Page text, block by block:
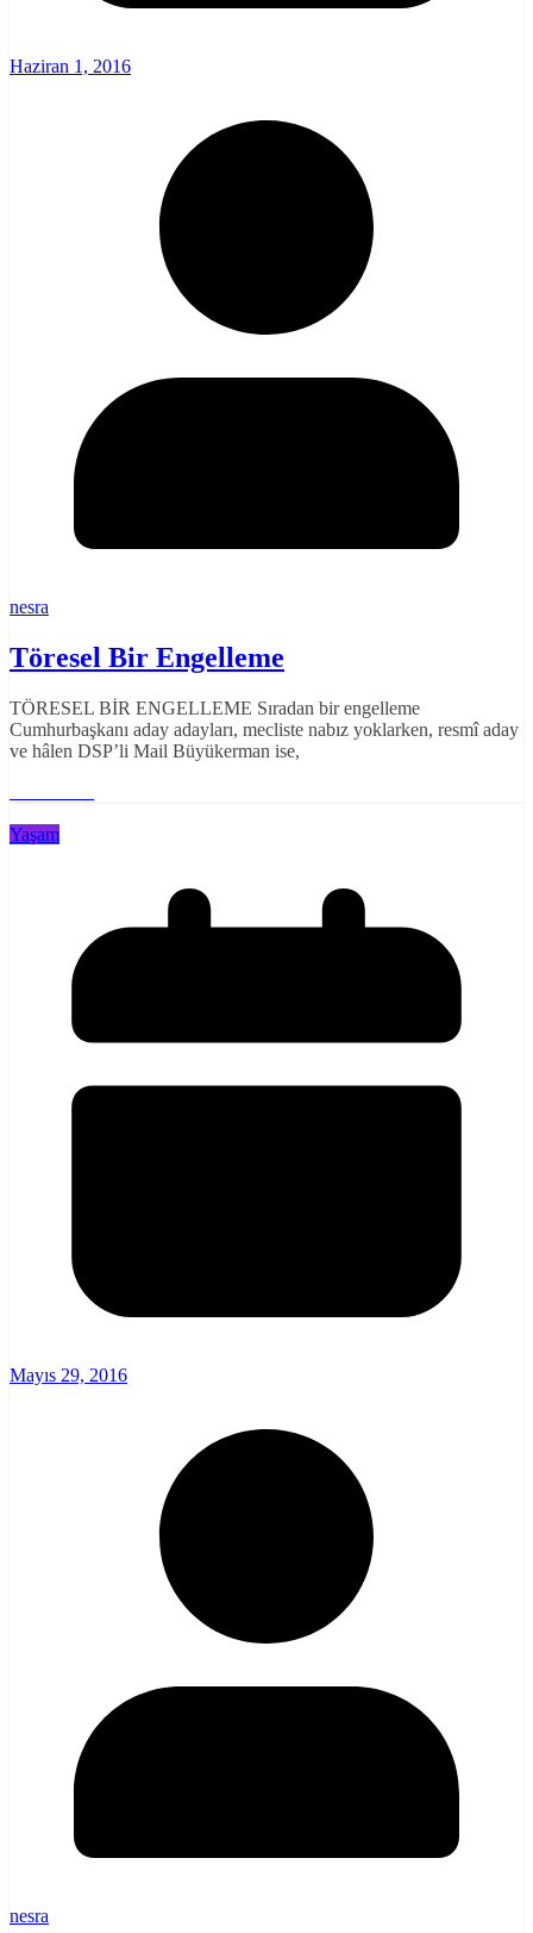
Haziran 1, 2016
nesra
Töresel Bir Engelleme
TÖRESEL BİR ENGELLEME Sıradan bir engelleme
Cumhurbaşkanı aday adayları, mecliste nabız yoklarken, resmî aday
ve hâlen DSP’li Mail Büyükerman ise,
Yaşam
Mayıs 29, 2016
nesra